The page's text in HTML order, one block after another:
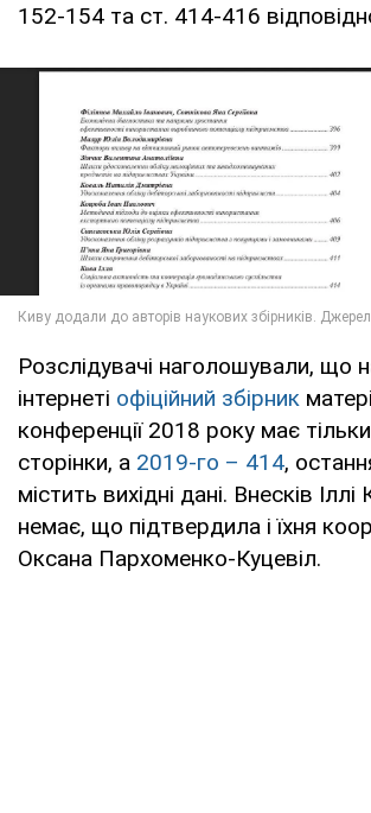
152-154 та ст. 414-416
Розслідувачі наголошували, що
інтернеті офіційний збірник
конференції 2018 року має
сторінки, а 2019-го – 414,
містить вихідні дані. Внесків
немає, що підтвердила і їхня
Оксана Пархоменко-Куцевіл.